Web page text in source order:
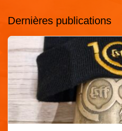
Dernières publications